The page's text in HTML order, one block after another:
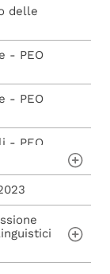
delle
- PEO
- PEO
- PEO